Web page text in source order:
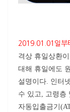
2019.01.01일부
격상 휴일상환
대해 휴일에도
설명이다. 인터
수 있고, 고령층
자동입출금기